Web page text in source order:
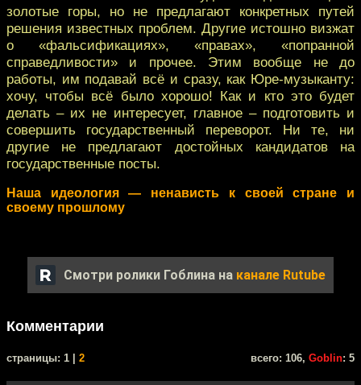
золотые горы, но не предлагают конкретных путей
решения известных проблем. Другие истошно визжат
о «фальсификациях», «правах», «попранной
справедливости» и прочее. Этим вообще не до
работы, им подавай всё и сразу, как Юре-музыканту:
хочу, чтобы всё было хорошо! Как и кто это будет
делать – их не интересует, главное – подготовить и
совершить государственный переворот. Ни те, ни
другие не предлагают достойных кандидатов на
государственные посты.
Наша идеология — ненависть к своей стране и
своему прошлому
Смотри ролики Гоблина на канале Rutube
Комментарии
cтраницы: 1 | 2 всего: 106, Goblin: 5